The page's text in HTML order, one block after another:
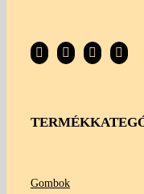
Gombok